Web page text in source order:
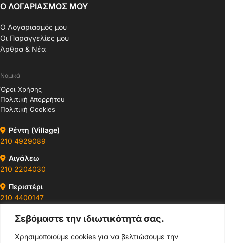
Σεβόμαστε την ιδιωτικότητά σας.
Χρησιμοποιούμε cookies για να βελτιώσουμε την
Ο ΛΟΓΑΡΙΑΣΜΟΣ ΜΟΥ
Ο Λογαριασμός μου
Οι Παραγγελίες μου
Άρθρα & Νέα
Νομικά
Όροι Χρήσης
Πολιτική Απορρήτου
Πολιτική Cookies
Ρέντη (Village)
210 4929089
Αιγάλεω
210 2204030
Περιστέρι
210 4400147
Ωράρια & Διευθύνσεις →